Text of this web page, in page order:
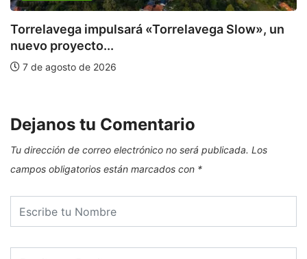
Torrelavega impulsará «Torrelavega Slow», un
nuevo proyecto...
7 de agosto de 2026
Dejanos tu Comentario
Tu dirección de correo electrónico no será publicada. Los
campos obligatorios están marcados con *